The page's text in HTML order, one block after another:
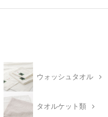
ウォッシュタオル
タオルケット類